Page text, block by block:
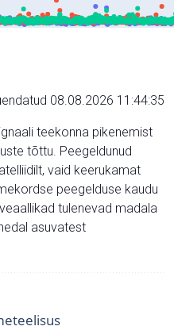
08.08.2026 11:44:35
teekonna pikenemist
tõttu. Peegeldunud
vaid keerukamat
peegelduse kaudu
tulenevad madala
asuvatest